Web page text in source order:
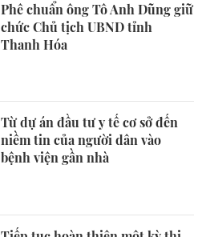
Phê chuẩn ông Tô Anh Dũng giữ
chức Chủ tịch UBND tỉnh
Thanh Hóa
Từ dự án đầu tư y tế cơ sở đến
niềm tin của người dân vào
bệnh viện gần nhà